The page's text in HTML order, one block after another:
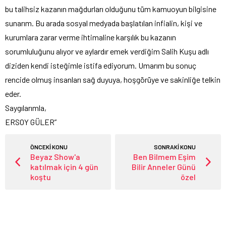
bu talihsiz kazanın mağdurları olduğunu tüm kamuoyun bilgisine
sunarım. Bu arada sosyal medyada başlatılan infialin, kişi ve
kurumlara zarar verme ihtimaline karşılık bu kazanın
sorumluluğunu alıyor ve aylardır emek verdiğim Salih Kuşu adlı
diziden kendi isteğimle istifa ediyorum. Umarım bu sonuç
rencide olmuş insanları sağ duyuya, hoşgörüye ve sakinliğe telkin
eder.
Saygılarımla,
ERSOY GÜLER”
ÖNCEKİ KONU
Beyaz Show'a
katılmak için 4 gün
koştu
SONRAKİ KONU
Ben Bilmem Eşim
Bilir Anneler Günü
özel